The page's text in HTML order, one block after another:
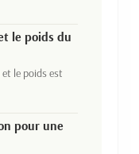
le poids du
et le poids est
pour une